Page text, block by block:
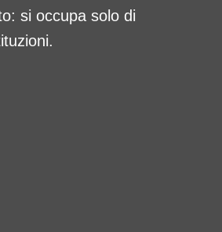
si occupa solo di